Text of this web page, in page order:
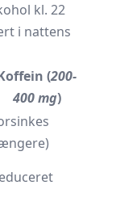
kl. 22
i nattens
(200-
400 mg)